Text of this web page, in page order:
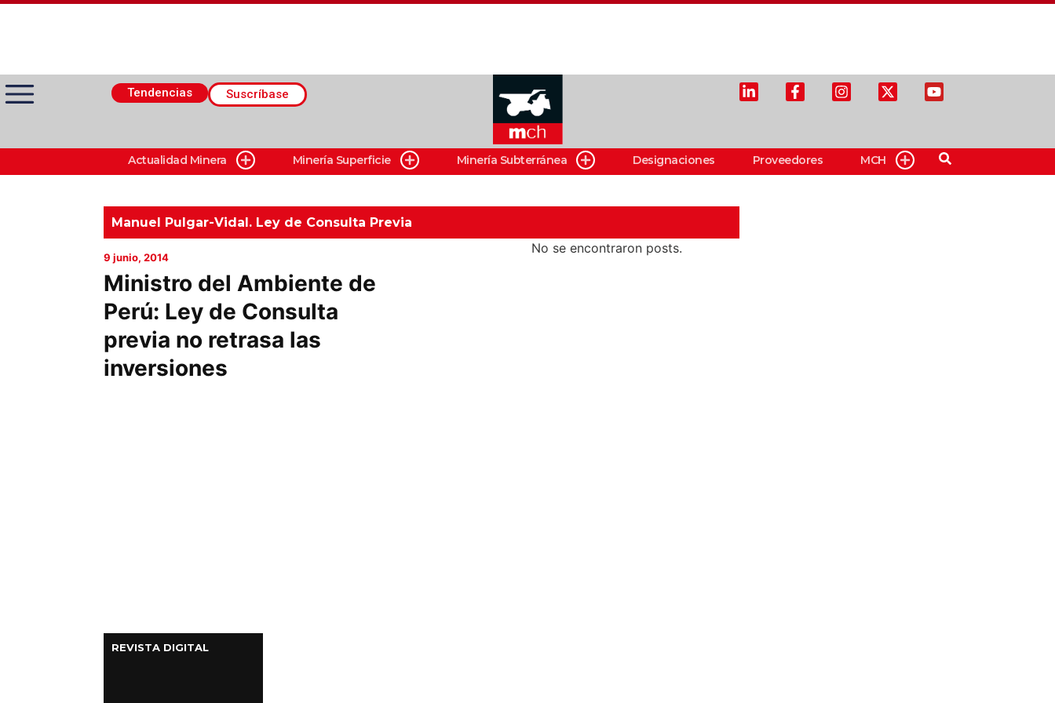
Tendencias Suscríbase
Actualidad Minera
Minería Superficie
Minerí­a Subterránea
Actualidad Minera Minería Superficie Minería Subterránea Designaciones Proveedores MCH
Manuel Pulgar-Vidal. Ley de Consulta Previa
9 junio, 2014
Ministro del Ambiente de
Perú: Ley de Consulta
previa no retrasa las
inversiones
No se encontraron posts.
REVISTA DIGITAL